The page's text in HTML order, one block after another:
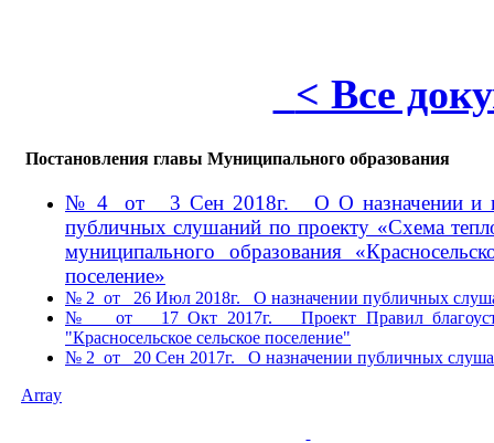
< Все
Постановления главы Муниципального образования
№ 4 от 3 Сен 2018г. О О назначении и
публичных слушаний по проекту «Схема
муниципального образования
поселение»
№ 2 от 26 Июл 2018г. О назначении публичных
№ от 17 Окт 2017г. Проект Правил
"Красносельское сельское поселение"
№ 2 от 20 Сен 2017г. О назначении публичных
Array